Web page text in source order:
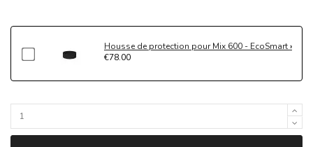
Housse de protection pour Mix 600 - EcoSmart
€78.00